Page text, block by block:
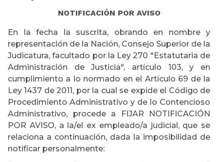
NOTIFICACIÓN POR AVISO
En la fecha la suscrita, obrando en nombre y
representación de la Nación, Consejo Superior de la
Judicatura, facultado por la Ley 270 "Estatutaria de
Administración de Justicia", artículo 103, y en
cumplimiento a lo normado en el Artículo 69 de la
Ley 1437 de 2011, por la cual se expide el Código de
Procedimiento Administrativo y de lo Contencioso
Administrativo, procede a FIJAR NOTIFICACIÓN
POR AVISO, a la/el ex empleado/a judicial, que se
relaciona a continuación, dada la imposibilidad de
notificar personalmente: